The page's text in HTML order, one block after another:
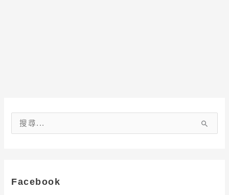
字
Facebook